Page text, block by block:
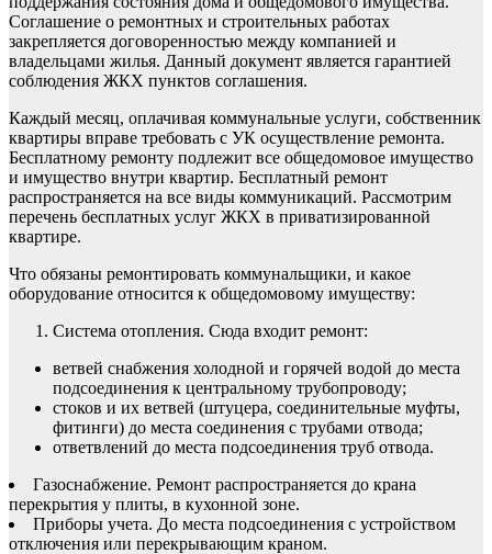
Соглашение о ремонтных и строительных работах
закрепляется договоренностью между компанией и
владельцами жилья. Данный документ является гарантией
соблюдения ЖКХ пунктов соглашения.
Каждый месяц, оплачивая коммунальные услуги, собственник
квартиры вправе требовать с УК осуществление ремонта.
Бесплатному ремонту подлежит все общедомовое имущество
и имущество внутри квартир. Бесплатный ремонт
распространяется на все виды коммуникаций. Рассмотрим
перечень бесплатных услуг ЖКХ в приватизированной
квартире.
Что обязаны ремонтировать коммунальщики, и какое
оборудование относится к общедомовому имуществу:
Система отопления. Сюда входит ремонт:
ветвей снабжения холодной и горячей водой до места
подсоединения к центральному трубопроводу;
стоков и их ветвей (штуцера, соединительные муфты,
фитинги) до места соединения с трубами отвода;
ответвлений до места подсоединения труб отвода.
Газоснабжение. Ремонт распространяется до крана
перекрытия у плиты, в кухонной зоне.
Приборы учета. До места подсоединения с устройством
отключения или перекрывающим краном.